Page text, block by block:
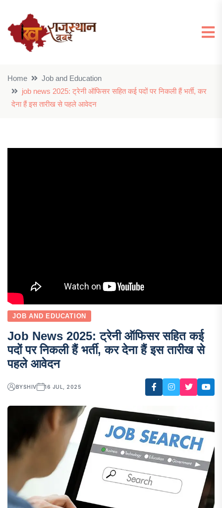
Home
Job and Education
job news 2025: ट्रेनी ऑफिसर सहित कई पदों पर निकली हैं भर्ती, कर
देना हैं इस तारीख से पहले आवेदन
JOB AND EDUCATION
Job News 2025: ट्रेनी ऑफिसर सहित कई
पदों पर निकली हैं भर्ती, कर देना हैं इस तारीख से
पहले आवेदन
BYSHIV 16 JUL, 2025